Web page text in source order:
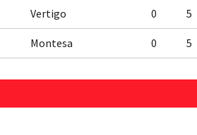
Vertigo 0 5
Montesa 0 5